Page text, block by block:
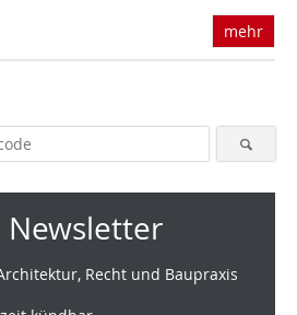
mehr
Newsletter
Recht und Baupraxis